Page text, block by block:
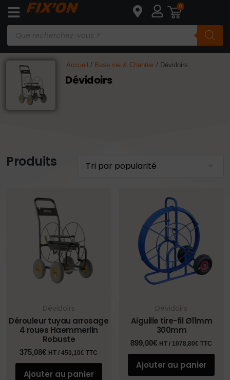
0
Accueil / Base vie & Chantier / Dévidoirs
Dévidoirs
Produits
Dévidoirs
Dérouleur tuyau arrosage
4 roues Haemmerlin
Robuste
375,08€ HT /450,10€ TTC
Ajouter au panier
Dévidoirs
Aiguille tire-fil Ø11mm
300mm
899,00€ HT / 1078,80€ TTC
Ajouter au panier